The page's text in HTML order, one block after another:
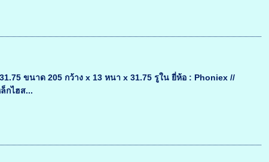
ขนาด 205 กว้าง x 13 หนา x 31.75 รูใน ยี่ห้อ : Phoniex //
กไฮส...